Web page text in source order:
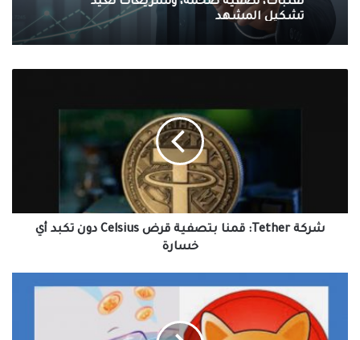
تشكيل المشهد
أي
خسارة
شركة Tether: قمنا بتصفية قرض Celsius دون تكبد أي
خسارة
تريليون